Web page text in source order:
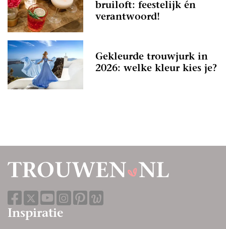
bruiloft: feestelijk én
verantwoord!
Gekleurde trouwjurk in
2026: welke kleur kies je?
Inspiratie